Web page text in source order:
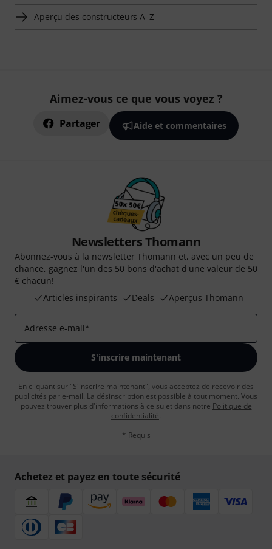
Aperçu des constructeurs A–Z
Aimez-vous ce que vous voyez ?
Partager Aide et commentaires
Newsletters Thomann
Abonnez-vous à la newsletter Thomann et, avec un peu de
chance, gagnez l'un des 50 bons d'achat d'une valeur de 50
€ chacun!
Articles inspirants
Deals Aperçus Thomann
Adresse e-mail*
S'inscrire maintenant
En cliquant sur "S'inscrire maintenant", vous acceptez de recevoir des
publicités par e-mail. La désinscription est possible à tout moment. Vous
pouvez trouver plus d'informations à ce sujet dans notre Politique de
confidentialité.
* Requis
Achetez et payez en toute sécurité